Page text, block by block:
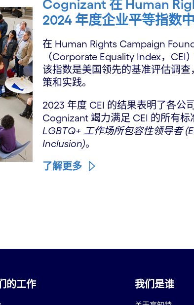
Cognizant 在 Human
2024 年度企业平等指数
在 Human Rights Campaign
（Corporate Equality Index，CEI
该指数是美国领先的基准评估调
策和实践。
2023 年度 CEI 的结果表明了各公
Cognizant 竭力满足 CEI 的所有
LGBTQ+ 工作场所包容性领导者
Inclusion)。
了解更多
的工作 我们是谁